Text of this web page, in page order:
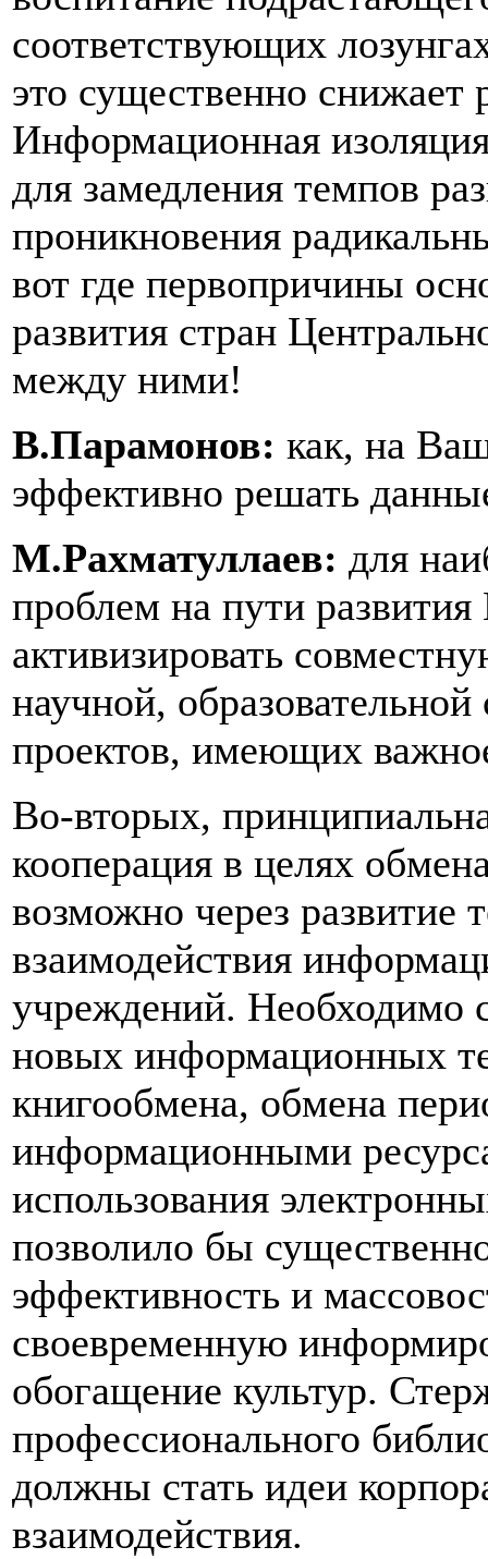
соответствующих
это существенно снижает
Информационная
для замедления темпов
проникновения
вот где первопричины
развития стран
между ними!
В.Парамонов: как, на
эффективно решать
М.Рахматуллаев: для
проблем на пути
активизировать
научной,
проектов, имеющих
Во-вторых,
кооперация в целях
возможно через развитие
взаимодействия
учреждений. Необходимо
новых информационных
книгообмена, обмена
информационными
использования
позволило бы
эффективность и
своевременную
обогащение культур.
профессионального
должны стать идеи
взаимодействия.